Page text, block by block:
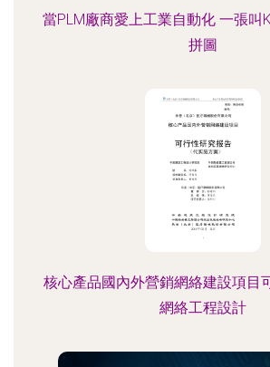
當PLM廠商愛上工業自動化 一張叫
拼圖
核心產品國內外營銷網絡建設項目
網絡工程設計